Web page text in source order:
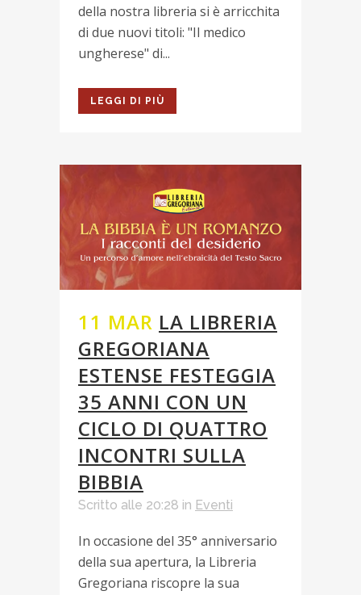
della nostra libreria si è arricchita
di due nuovi titoli: "Il medico
ungherese" di...
LEGGI DI PIÙ
11 MAR LA LIBRERIA
GREGORIANA
ESTENSE FESTEGGIA
35 ANNI CON UN
CICLO DI QUATTRO
INCONTRI SULLA
BIBBIA
Scritto alle 20:28 in Eventi
In occasione del 35° anniversario
della sua apertura, la Libreria
Gregoriana riscopre la sua